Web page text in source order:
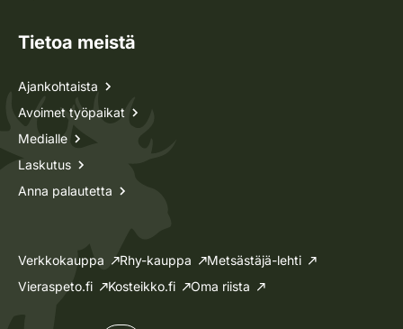
Tietoa meistä
Ajankohtaista
Avoimet työpaikat
Medialle
Laskutus
Anna palautetta
Verkkokauppa Rhy-kauppa
Metsästäjä-lehti
Vieraspeto.fi
Kosteikko.fi Oma riista